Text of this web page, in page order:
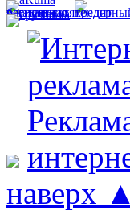
наверх ▲